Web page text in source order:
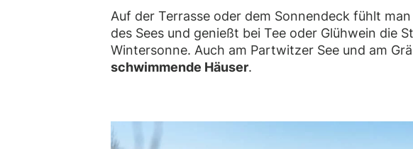
Auf der Terrasse oder dem Sonnendeck fühlt
des Sees und genießt bei Tee oder Glühwein die
Wintersonne. Auch am Partwitzer See und am
schwimmende Häuser.